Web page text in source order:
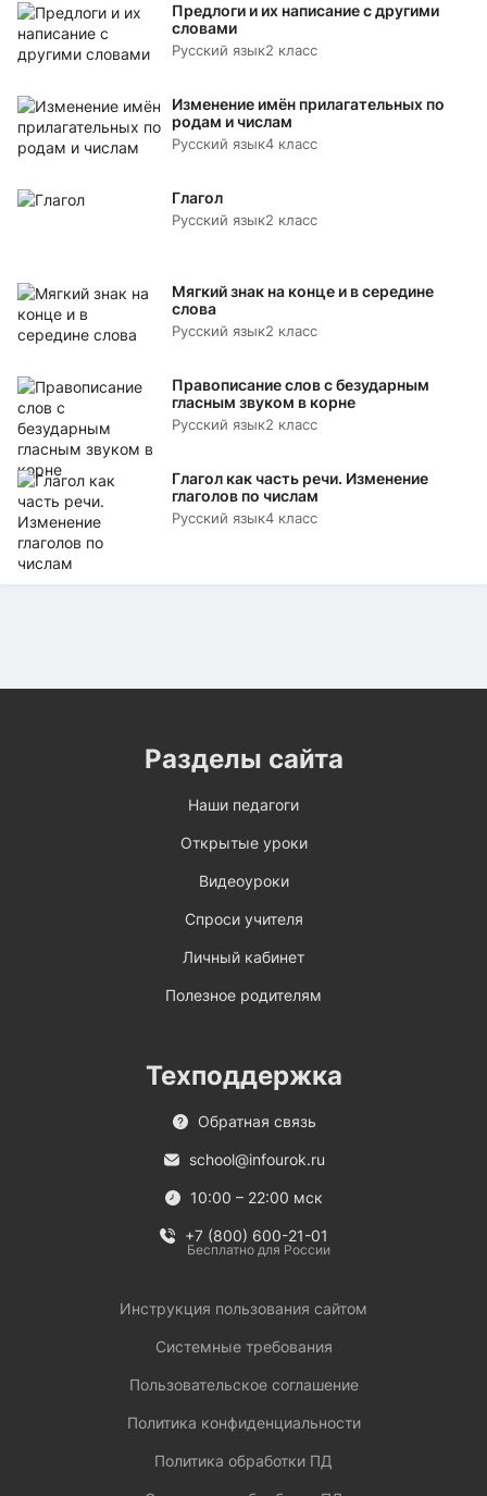
Предлоги и их написание с другими
словами
Русский язык2 класс
Изменение имён прилагательных по
родам и числам
Русский язык4 класс
Глагол
Русский язык2 класс
Мягкий знак на конце и в середине
слова
Русский язык2 класс
Правописание слов с безударным
гласным звуком в корне
Русский язык2 класс
Глагол как часть речи. Изменение
глаголов по числам
Русский язык4 класс
Разделы сайта
Наши педагоги
Открытые уроки
Видеоуроки
Спроси учителя
Личный кабинет
Полезное родителям
Техподдержка
Обратная связь
school@infourok.ru
10:00 – 22:00 мск
+7 (800) 600-21-01
Бесплатно для России
Инструкция пользования сайтом
Системные требования
Пользовательское соглашение
Политика конфиденциальности
Политика обработки ПД